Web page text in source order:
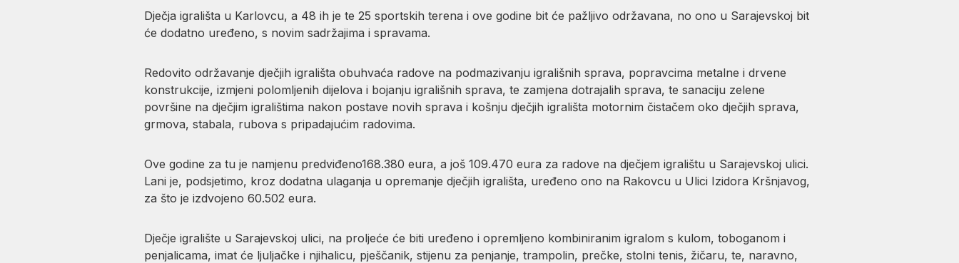
Dječja igrališta u Karlovcu, a 48 ih je te 25 sportskih terena i ove godine bit će pažljivo održavana, no ono u Sarajevskoj bit
će dodatno uređeno, s novim sadržajima i spravama.
Redovito održavanje dječjih igrališta obuhvaća radove na podmazivanju igrališnih sprava, popravcima metalne i drvene
konstrukcije, izmjeni polomljenih dijelova i bojanju igrališnih sprava, te zamjena dotrajalih sprava, te sanaciju zelene
površine na dječjim igralištima nakon postave novih sprava i košnju dječjih igrališta motornim čistačem oko dječjih sprava,
grmova, stabala, rubova s pripadajućim radovima.
Ove godine za tu je namjenu predviđeno168.380 eura, a još 109.470 eura za radove na dječjem igralištu u Sarajevskoj ulici.
Lani je, podsjetimo, kroz dodatna ulaganja u opremanje dječjih igrališta, uređeno ono na Rakovcu u Ulici Izidora Kršnjavog,
za što je izdvojeno 60.502 eura.
Dječje igralište u Sarajevskoj ulici, na proljeće će biti uređeno i opremljeno kombiniranim igralom s kulom, toboganom i
penjalicama, imat će ljuljačke i njihalicu, pješčanik, stijenu za penjanje, trampolin, prečke, stolni tenis, žičaru, te, naravno,